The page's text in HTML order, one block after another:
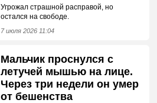
Угрожал страшной расправой, но
остался на свободе.
7 июля 2026 11:04
Мальчик проснулся с
летучей мышью на лице.
Через три недели он умер
от бешенства